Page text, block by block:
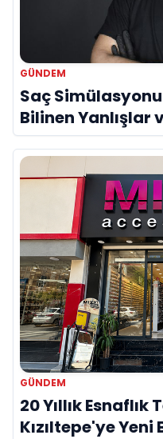
GÜNDEM
Saç
Bilinen Yanlışlar
Onur Akdeniz ile
GÜNDEM
20 Yıllık
Kızıltepe'ye Yeni